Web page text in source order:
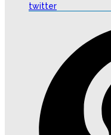
twitter